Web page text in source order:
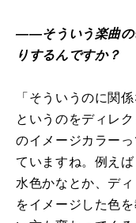
――そういう楽曲の
りするんですか？
「そういうのに関
というのをディレ
のイメージカラー
ていますね。例え
水色かなとか、デ
をイメージした色